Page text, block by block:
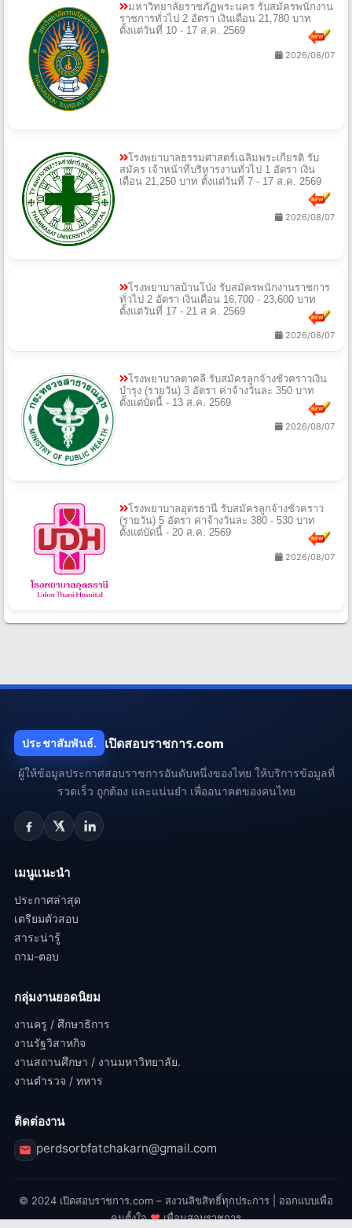
มหาวิทยาลัยราชภัฏพระนคร รับสมัครพนักงาน
ราชการทั่วไป 2 อัตรา เงินเดือน 21,780 บาท
ตั้งแต่วันที่ 10 - 17 ส.ค. 2569
2026/08/07
โรงพยาบาลธรรมศาสตร์เฉลิมพระเกียรติ รับ
สมัคร เจ้าหน้าที่บริหารงานทั่วไป 1 อัตรา เงิน
เดือน 21,250 บาท ตั้งแต่วันที่ 7 - 17 ส.ค. 2569
2026/08/07
โรงพยาบาลบ้านโป่ง รับสมัครพนักงานราชการ
ทั่วไป 2 อัตรา เงินเดือน 16,700 - 23,600 บาท
ตั้งแต่วันที่ 17 - 21 ส.ค. 2569
2026/08/07
โรงพยาบาลตาคลี รับสมัครลูกจ้างชั่วคราวเงิน
บํารุง (รายวัน) 3 อัตรา ค่าจ้างวันละ 350 บาท
ตั้งแต่บัดนี้ - 13 ส.ค. 2569
2026/08/07
โรงพยาบาลอุดรธานี รับสมัครลูกจ้างชั่วคราว
(รายวัน) 5 อัตรา ค่าจ้างวันละ 380 - 530 บาท
ตั้งแต่บัดนี้ - 20 ส.ค. 2569
2026/08/07
ประชาสัมพันธ์. เปิดสอบราชการ.com
ผู้ให้ข้อมูลประกาศสอบราชการอันดับหนึ่งของไทย ให้บริการข้อมูลที่
รวดเร็ว ถูกต้อง และแน่นยำ เพื่ออนาคตของคนไทย
เมนูแนะนำ
ประกาศล่าสุด
เตรียมตัวสอบ
สาระน่ารู้
ถาม-ตอบ
กลุ่มงานยอดนิยม
งานครู / ศึกษาธิการ
งานรัฐวิสาหกิจ
งานสถานศึกษา / งานมหาวิทยาลัย.
งานตำรวจ / ทหาร
ติดต่องาน
perdsorbfatchakarn@gmail.com
© 2024 เปิดสอบราชการ.com – สงวนลิขสิทธิ์ทุกประการ | ออกแบบเพื่อ
คนตั้งใจ♥เพื่อนสอบราชการ